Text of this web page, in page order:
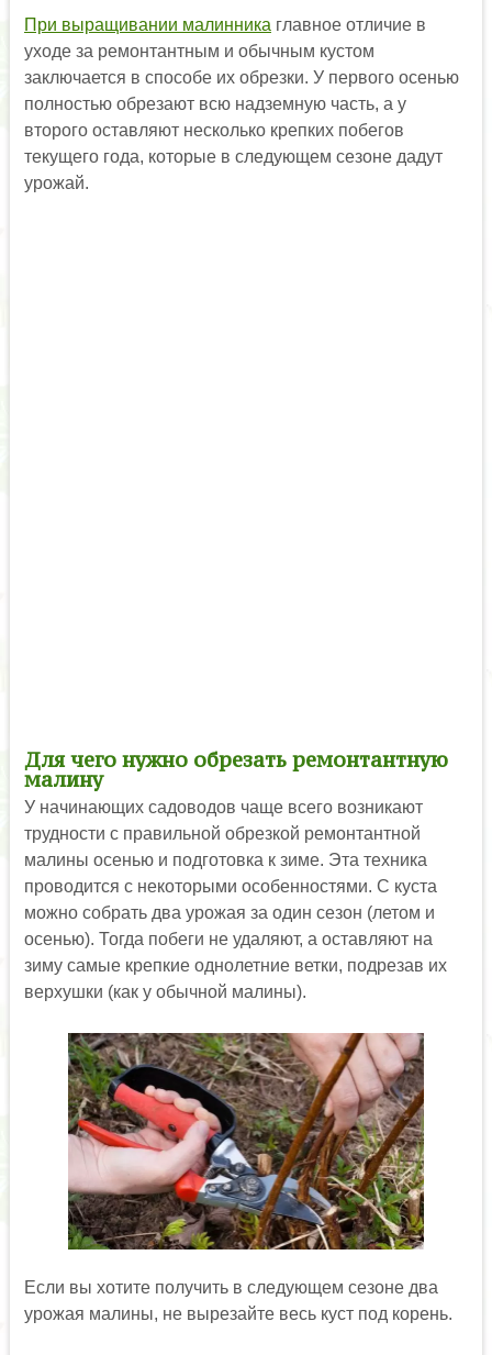
При выращивании малинникаглавное отличие в
уходе за ремонтантным и обычным кустом
заключается в способе их обрезки. У первого осенью
полностью обрезают всю надземную часть, а у
второго оставляют несколько крепких побегов
текущего года, которые в следующем сезоне дадут
урожай.
Для чего нужно обрезать ремонтантную
малину
У начинающих садоводов чаще всего возникают
трудности с правильной обрезкой ремонтантной
малины осенью и подготовка к зиме. Эта техника
проводится с некоторыми особенностями. С куста
можно собрать два урожая за один сезон (летом и
осенью). Тогда побеги не удаляют, а оставляют на
зиму самые крепкие однолетние ветки, подрезав их
верхушки (как у обычной малины).
Если вы хотите получить в следующем сезоне два
урожая малины, не вырезайте весь куст под корень.